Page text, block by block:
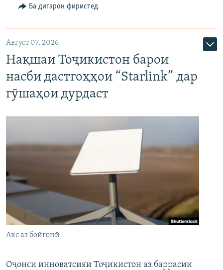
Ба дигарон фиристед
Август 07, 2026
Нақшаи Тоҷикистон барои
насби дастгоҳҳои “Starlink” дар
гӯшаҳои дурдаст
Акс аз бойгонӣ
Оҷонси инноватсияи Тоҷикистон аз баррасии